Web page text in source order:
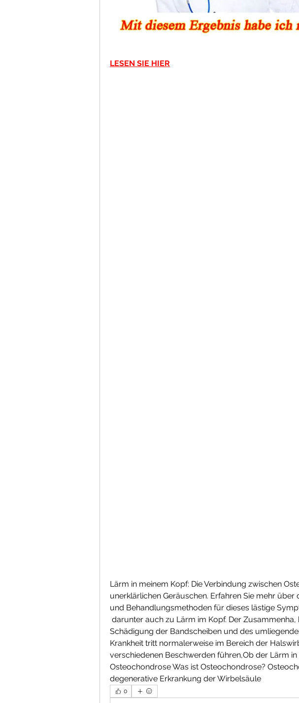
LESEN SIE HIER
Lärm in meinem Kopf: Die Verbindung zwischen
unerklärlichen Geräuschen. Erfahren Sie mehr
und Behandlungsmethoden für dieses lästige
Schädigung der Bandscheiben und des
Krankheit tritt normalerweise im Bereich der
verschiedenen Beschwerden führen,Ob der Lärm
Osteochondrose Was ist Osteochondrose?
degenerative Erkrankung der Wirbelsäule
0